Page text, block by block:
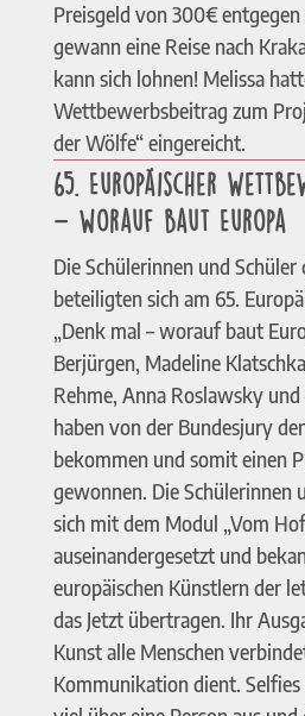
Preisgeld von 300€
gewann eine Reise nach
kann sich lohnen! Melissa
Wettbewerbsbeitrag zum
der Wölfe“ eingereicht.
65. Europäischer
– worauf baut Europa
Die Schülerinnen und Schüler
beteiligten sich am 65.
„Denk mal – worauf baut
Berjürgen, Madeline
Rehme, Anna Roslawsky
haben von der Bundesjury
bekommen und somit einen
gewonnen. Die Schülerinnen
sich mit dem Modul „Vom
auseinandergesetzt und
europäischen Künstlern der
das Jetzt übertragen. Ihr
Kunst alle Menschen
Kommunikation dient.